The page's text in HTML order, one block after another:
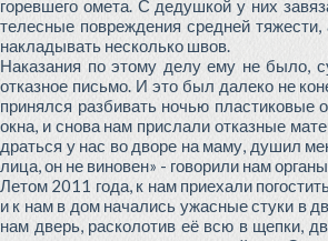
горевшего омета. С дедушкой у них
телесные повреждения средней
накладывать несколько швов.
Наказания по этому делу ему не было,
отказное письмо. И это был далеко не
принялся разбивать ночью
окна, и снова нам прислали отказные
драться у нас во дворе на маму, душил
лица, он не виновен» - говорили нам
Летом 2011 года, к нам приехали
и к нам в дом начались ужасные стуки в
нам дверь, расколотив её всю в щепки,